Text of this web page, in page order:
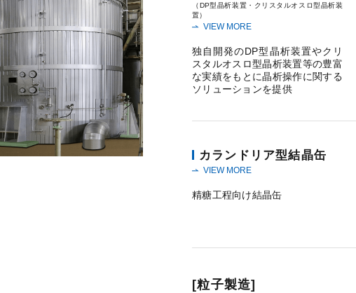
（DP型晶析装置・クリスタルオスロ型晶析装
置）
VIEW MORE
独自開発のDP型晶析装置やクリ
スタルオスロ型晶析装置等の豊富
な実績をもとに晶析操作に関する
ソリューションを提供
カランドリア型結晶缶
VIEW MORE
精糖工程向け結晶缶
[粒子製造]